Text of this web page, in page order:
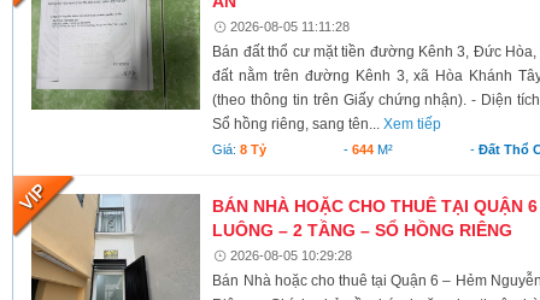
2026-08-05 11:11:28
Bán đất thổ cư mặt tiền đường Kênh 3, Đức
đất nằm trên đường Kênh 3, xã Hòa Khánh
(theo thông tin trên Giấy chứng nhận). - Diện
Sổ hồng riêng, sang tên...Xem tiếp
Giá:8 Tỷ -644 M² - Đất Thổ
BÁN NHÀ HOẶC CHO THUÊ TẠI QUẬN
LUÔNG – 2 TẦNG – SỔ HỒNG RIÊNG
2026-08-05 10:29:28
Bán Nhà hoặc cho thuê tại Quận 6 – Hẻm